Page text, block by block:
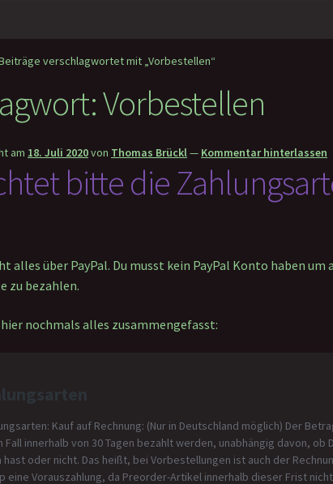
verschlagwortet mit „Vorbestellen“
Vorbestellen
am 18. Juli 2020von Thomas Brückl — Kommentar hinterlassen
bitte die
alles über PayPal. Du musst kein PayPal Konto haben
zu bezahlen.
nochmals alles zusammengefasst: